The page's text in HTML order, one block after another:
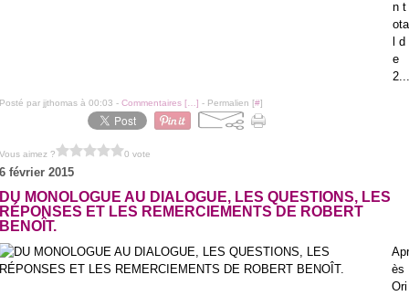
n t
ota
l d
e
2...
Posté par jjthomas à 00:03 - Commentaires [ ] - Permalien [#]
Vous aimez ? 0 vote
6 février 2015
DU MONOLOGUE AU DIALOGUE, LES QUESTIONS, LES
RÉPONSES ET LES REMERCIEMENTS DE ROBERT
BENOÎT.
Apr
ès
Ori